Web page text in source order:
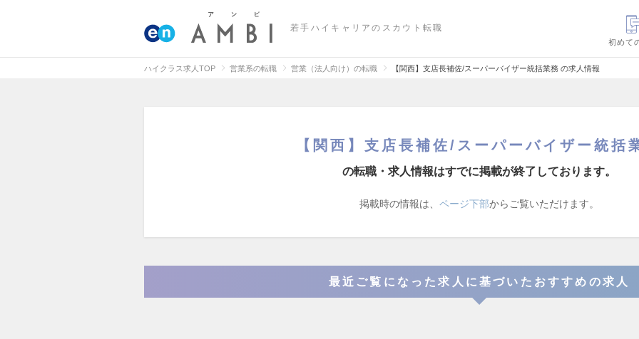
若手ハイキャリアのスカウト転職
初めて
ハイクラス求人TOP 営業系の転職 営業（法人向け）の転職 【関西】支店長補佐/スーパーバイザー統括業務 の求人情報
【関西】支店長補佐/スーパーバイザー統括
の転職・求人情報はすでに掲載が終了しております。
掲載時の情報は、 ページ下部からご覧いただけます。
最近ご覧になった求人に基づいたおすすめの求人